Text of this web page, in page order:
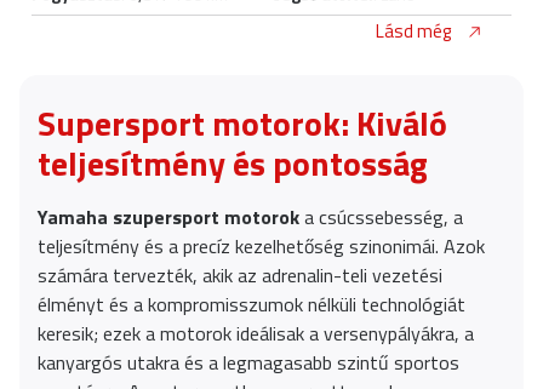
Lásd még
Supersport motorok: Kiváló
teljesítmény és pontosság
Yamaha szupersport motoroka csúcssebesség, a
teljesítmény és a precíz kezelhetőség szinonimái. Azok
számára tervezték, akik az adrenalin-teli vezetési
élményt és a kompromisszumok nélküli technológiát
keresik; ezek a motorok ideálisak a versenypályákra, a
kanyargós utakra és a legmagasabb szintű sportos